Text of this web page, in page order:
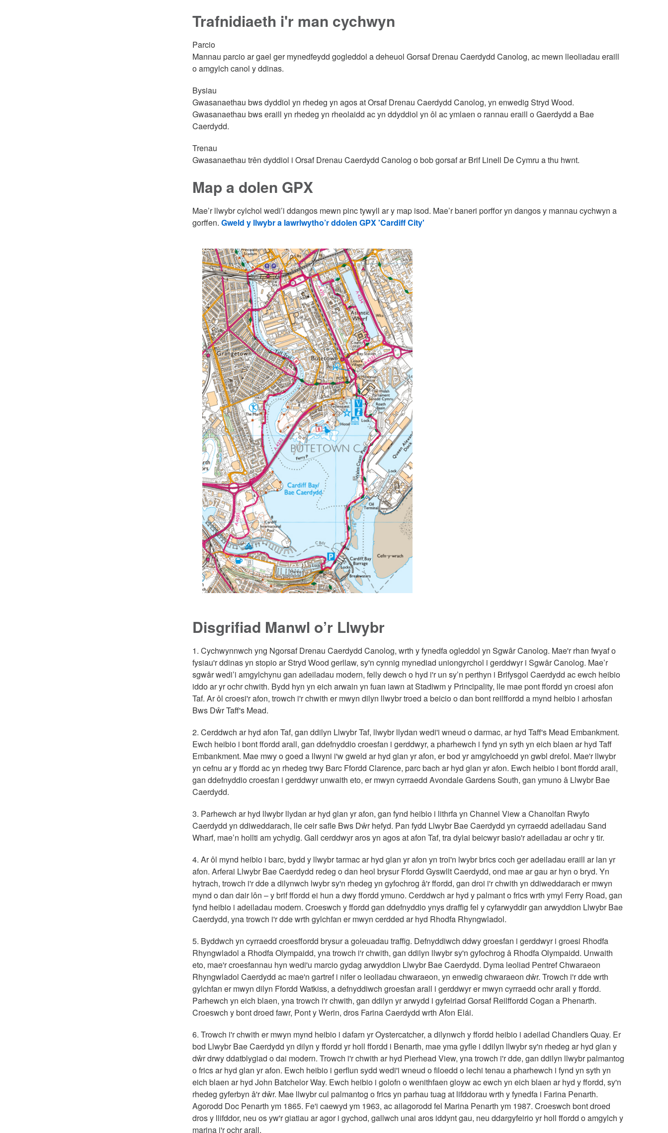
Trafnidiaeth i'r man cychwyn
Parcio
Mannau parcio ar gael ger mynedfeydd gogleddol a deheuol Gorsaf Drenau Caerdydd Canolog, ac mewn lleoliadau eraill
o amgylch canol y ddinas.
Bysiau
Gwasanaethau bws dyddiol yn rhedeg yn agos at Orsaf Drenau Caerdydd Canolog, yn enwedig Stryd Wood.
Gwasanaethau bws eraill yn rhedeg yn rheolaidd ac yn ddyddiol yn ôl ac ymlaen o rannau eraill o Gaerdydd a Bae
Caerdydd.
Trenau
Gwasanaethau trên dyddiol i Orsaf Drenau Caerdydd Canolog o bob gorsaf ar Brif Linell De Cymru a thu hwnt.
Map a dolen GPX
Mae’r llwybr cylchol wedi’i ddangos mewn pinc tywyll ar y map isod. Mae’r baneri porffor yn dangos y mannau cychwyn a
gorffen. Gweld y llwybr a lawrlwytho’r ddolen GPX 'Cardiff City'
Disgrifiad Manwl o’r Llwybr
1. Cychwynnwch yng Ngorsaf Drenau Caerdydd Canolog, wrth y fynedfa ogleddol yn Sgwâr Canolog. Mae'r rhan fwyaf o
fysiau'r ddinas yn stopio ar Stryd Wood gerllaw, sy'n cynnig mynediad uniongyrchol i gerddwyr i Sgwâr Canolog. Mae’r
sgwâr wedi’i amgylchynu gan adeiladau modern, felly dewch o hyd i'r un sy’n perthyn i Brifysgol Caerdydd ac ewch heibio
iddo ar yr ochr chwith. Bydd hyn yn eich arwain yn fuan iawn at Stadiwm y Principality, lle mae pont ffordd yn croesi afon
Taf. Ar ôl croesi'r afon, trowch i'r chwith er mwyn dilyn llwybr troed a beicio o dan bont reilffordd a mynd heibio i arhosfan
Bws Dŵr Taff's Mead.
2. Cerddwch ar hyd afon Taf, gan ddilyn Llwybr Taf, llwybr llydan wedi'i wneud o darmac, ar hyd Taff's Mead Embankment.
Ewch heibio i bont ffordd arall, gan ddefnyddio croesfan i gerddwyr, a pharhewch i fynd yn syth yn eich blaen ar hyd Taff
Embankment. Mae mwy o goed a llwyni i'w gweld ar hyd glan yr afon, er bod yr amgylchoedd yn gwbl drefol. Mae'r llwybr
yn cefnu ar y ffordd ac yn rhedeg trwy Barc Ffordd Clarence, parc bach ar hyd glan yr afon. Ewch heibio i bont ffordd arall,
gan ddefnyddio croesfan i gerddwyr unwaith eto, er mwyn cyrraedd Avondale Gardens South, gan ymuno â Llwybr Bae
Caerdydd.
3. Parhewch ar hyd llwybr llydan ar hyd glan yr afon, gan fynd heibio i lithrfa yn Channel View a Chanolfan Rwyfo
Caerdydd yn ddiweddarach, lle ceir safle Bws Dŵr hefyd. Pan fydd Llwybr Bae Caerdydd yn cyrraedd adeiladau Sand
Wharf, mae’n hollti am ychydig. Gall cerddwyr aros yn agos at afon Taf, tra dylai beicwyr basio'r adeiladau ar ochr y tir.
4. Ar ôl mynd heibio i barc, bydd y llwybr tarmac ar hyd glan yr afon yn troi'n lwybr brics coch ger adeiladau eraill ar lan yr
afon. Arferai Llwybr Bae Caerdydd redeg o dan heol brysur Ffordd Gyswllt Caerdydd, ond mae ar gau ar hyn o bryd. Yn
hytrach, trowch i'r dde a dilynwch lwybr sy'n rhedeg yn gyfochrog â'r ffordd, gan droi i'r chwith yn ddiweddarach er mwyn
mynd o dan dair lôn – y brif ffordd ei hun a dwy ffordd ymuno. Cerddwch ar hyd y palmant o frics wrth ymyl Ferry Road, gan
fynd heibio i adeiladau modern. Croeswch y ffordd gan ddefnyddio ynys draffig fel y cyfarwyddir gan arwyddion Llwybr Bae
Caerdydd, yna trowch i'r dde wrth gylchfan er mwyn cerdded ar hyd Rhodfa Rhyngwladol.
5. Byddwch yn cyrraedd croesffordd brysur a goleuadau traffig. Defnyddiwch ddwy groesfan i gerddwyr i groesi Rhodfa
Rhyngwladol a Rhodfa Olympaidd, yna trowch i'r chwith, gan ddilyn llwybr sy'n gyfochrog â Rhodfa Olympaidd. Unwaith
eto, mae'r croesfannau hyn wedi'u marcio gydag arwyddion Llwybr Bae Caerdydd. Dyma leoliad Pentref Chwaraeon
Rhyngwladol Caerdydd ac mae'n gartref i nifer o leoliadau chwaraeon, yn enwedig chwaraeon dŵr. Trowch i'r dde wrth
gylchfan er mwyn dilyn Ffordd Watkiss, a defnyddiwch groesfan arall i gerddwyr er mwyn cyrraedd ochr arall y ffordd.
Parhewch yn eich blaen, yna trowch i'r chwith, gan ddilyn yr arwydd i gyfeiriad Gorsaf Reilffordd Cogan a Phenarth.
Croeswch y bont droed fawr, Pont y Werin, dros Farina Caerdydd wrth Afon Elái.
6. Trowch i'r chwith er mwyn mynd heibio i dafarn yr Oystercatcher, a dilynwch y ffordd heibio i adeilad Chandlers Quay. Er
bod Llwybr Bae Caerdydd yn dilyn y ffordd yr holl ffordd i Benarth, mae yma gyfle i ddilyn llwybr sy'n rhedeg ar hyd glan y
dŵr drwy ddatblygiad o dai modern. Trowch i'r chwith ar hyd Pierhead View, yna trowch i'r dde, gan ddilyn llwybr palmantog
o frics ar hyd glan yr afon. Ewch heibio i gerflun sydd wedi'i wneud o filoedd o lechi tenau a pharhewch i fynd yn syth yn
eich blaen ar hyd John Batchelor Way. Ewch heibio i golofn o wenithfaen gloyw ac ewch yn eich blaen ar hyd y ffordd, sy'n
rhedeg gyferbyn â'r dŵr. Mae llwybr cul palmantog o frics yn parhau tuag at lifddorau wrth y fynedfa i Farina Penarth.
Agorodd Doc Penarth ym 1865. Fe'i caewyd ym 1963, ac ailagorodd fel Marina Penarth ym 1987. Croeswch bont droed
dros y llifddor, neu os yw'r giatiau ar agor i gychod, gallwch unai aros iddynt gau, neu ddargyfeirio yr holl ffordd o amgylch y
marina i'r ochr arall.